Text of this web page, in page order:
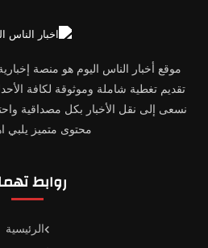
موقع أخبار الناس اليوم هو منصة
تقديم تغطية شاملة وموثوقة لكافة
نسعى إلى نقل الأخبار بكل مصداقية
محتوى متميز يلبي
روابط
الرئيسية